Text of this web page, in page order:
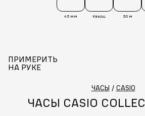
45 мм Кварц 30 м
ПРИМЕРИТЬ
НА РУКЕ
ЧАСЫ / CASIO
ЧАСЫ CASIO